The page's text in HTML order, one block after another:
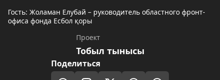
Гость: Жоламан Елубай – руководитель областного фронт-
офиса фонда Есбол қоры
Проект
Тобыл тынысы
Поделиться